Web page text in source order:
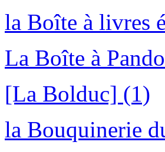
la Boîte à livres
La Boîte à
[La Bolduc] (1)
la Bouquinerie